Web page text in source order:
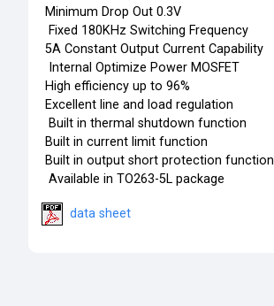
 Minimum Drop Out 0.3V
 Fixed 180KHz Switching Frequency
 5A Constant Output Current Capability
 Internal Optimize Power MOSFET
 High efficiency up to 96%
 Excellent line and load regulation
 Built in thermal shutdown function
 Built in current limit function
 Built in output short protection function
 Available in TO263-5L package
data sheet